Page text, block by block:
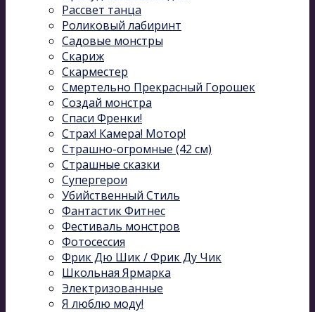
Рассвет танца
Роликовый лабиринт
Садовые монстры
Скариж
Скарместер
Смертельно Прекрасный Горошек
Создай монстра
Спаси Френки!
Страх! Камера! Мотор!
Страшно-огромные (42 см)
Страшные сказки
Супергерои
Убийственный Стиль
Фантастик Фитнес
Фестиваль монстров
Фотосессия
Фрик Дю Шик / Фрик Ду Чик
Школьная Ярмарка
Электризованные
Я люблю моду!